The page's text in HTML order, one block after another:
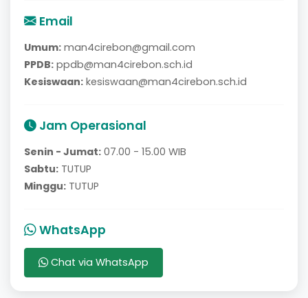
Email
Umum: man4cirebon@gmail.com
PPDB: ppdb@man4cirebon.sch.id
Kesiswaan: kesiswaan@man4cirebon.sch.id
Jam Operasional
Senin - Jumat: 07.00 - 15.00 WIB
Sabtu: TUTUP
Minggu: TUTUP
WhatsApp
Chat via WhatsApp